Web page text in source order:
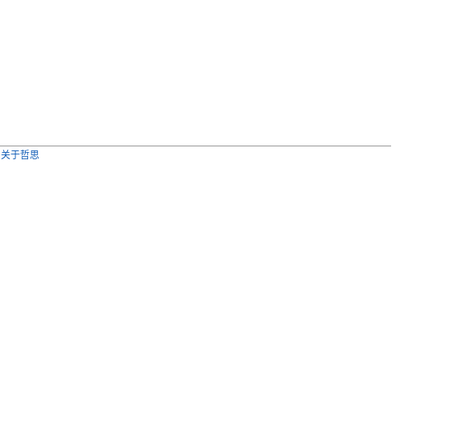
关于哲思